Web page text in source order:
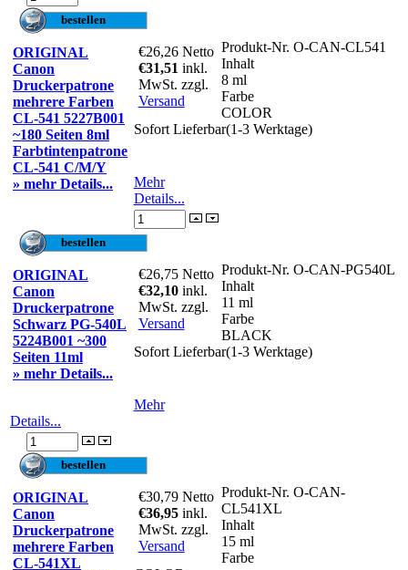
ORIGINAL
Canon
Druckerpatrone
mehrere Farben
CL-541 5227B001
~180 Seiten 8ml
Farbtintenpatrone
CL-541 C/M/Y
» mehr Details...
€26,26 Netto
€31,51 inkl.
MwSt. zzgl.
Versand
Produkt-Nr. O-CAN-CL541
Inhalt
8 ml
Farbe
COLOR
Sofort Lieferbar(1-3 Werktage)
Mehr
Details...
ORIGINAL
Canon
Druckerpatrone
Schwarz PG-540L
5224B001 ~300
Seiten 11ml
» mehr Details...
€26,75 Netto
€32,10 inkl.
MwSt. zzgl.
Versand
Produkt-Nr. O-CAN-PG540L
Inhalt
11 ml
Farbe
BLACK
Sofort Lieferbar(1-3 Werktage)
Mehr
Details...
ORIGINAL
Canon
Druckerpatrone
mehrere Farben
CL-541XL
€30,79 Netto
€36,95 inkl.
MwSt. zzgl.
Versand
Produkt-Nr. O-CAN-
CL541XL
Inhalt
15 ml
Farbe